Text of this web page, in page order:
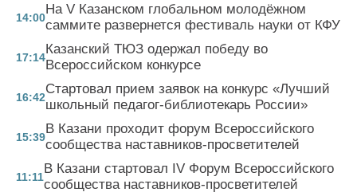
14:00
На V Казанском глобальном молодёжном
саммите развернется фестиваль науки от КФУ
17:14
Казанский ТЮЗ одержал победу во
Всероссийском конкурсе
16:42
Стартовал прием заявок на конкурс «Лучший
школьный педагог-библиотекарь России»
15:39
В Казани проходит форум Всероссийского
сообщества наставников-просветителей
11:11
В Казани стартовал IV Форум Всероссийского
сообщества наставников-просветителей